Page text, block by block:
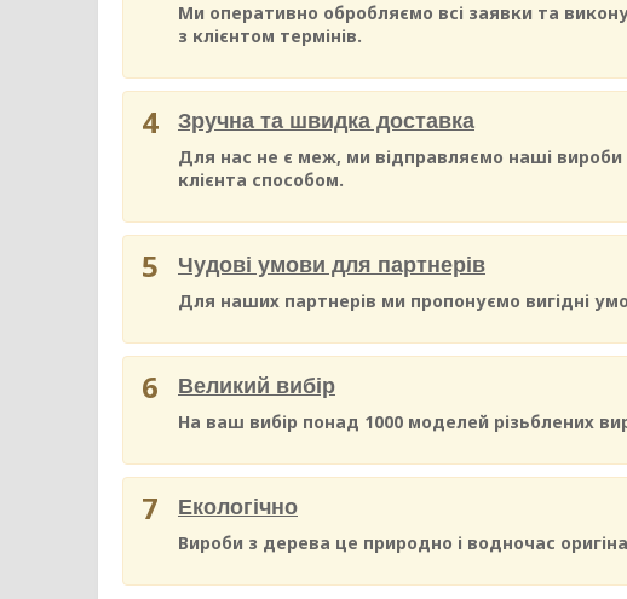
Ми оперативно обробляємо всі заявки та
з клієнтом термінів.
4 Зручна та швидка доставка
Для нас не є меж, ми відправляємо наші вироби
клієнта способом.
5 Чудові умови для партнерів
Для наших партнерів ми пропонуємо вигідні
6 Великий вибір
На ваш вибір понад 1000 моделей різьблених
7 Екологічно
Вироби з дерева це природно і водночас